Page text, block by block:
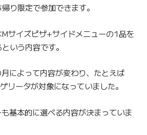
り限定で参加できます。
サイズピザ+サイドメニューの1品を
いう内容です。
によって内容が変わり、たとえば
ータが対象になっていました。
基本的に選べる内容が決まっていま